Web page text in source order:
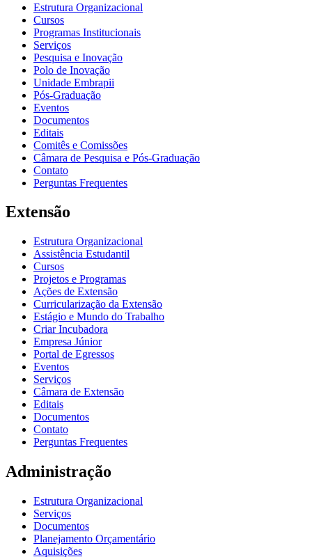
Estrutura Organizacional
Cursos
Programas Institucionais
Serviços
Pesquisa e Inovação
Polo de Inovação
Unidade Embrapii
Pós-Graduação
Eventos
Documentos
Editais
Comitês e Comissões
Câmara de Pesquisa e Pós-Graduação
Contato
Perguntas Frequentes
Extensão
Estrutura Organizacional
Assistência Estudantil
Cursos
Projetos e Programas
Ações de Extensão
Curricularização da Extensão
Estágio e Mundo do Trabalho
Criar Incubadora
Empresa Júnior
Portal de Egressos
Eventos
Serviços
Câmara de Extensão
Editais
Documentos
Contato
Perguntas Frequentes
Administração
Estrutura Organizacional
Serviços
Documentos
Planejamento Orçamentário
Aquisições